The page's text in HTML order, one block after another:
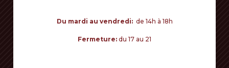
Du mardi au vendredi: de 14h à 18h
Fermeture:du 17 au 21